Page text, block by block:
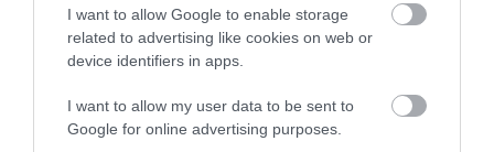
I want to allow Google to enable storage
related to advertising like cookies on web or
device identifiers in apps.
I want to allow my user data to be sent to
Google for online advertising purposes.
Figyelem! A cikkhez hozzáfűzött hozzászólások nem a ma.hu
network nézeteit
tükrözik. A szerkesztőség mindössze a hírek publikációjával foglalkozik, a
kommenteket nem tudja befolyásolni - azok az olvasók személyes véleményét
Kérjük, kulturáltan, mások személyiségi jogainak és jó hírnevének tiszteletben